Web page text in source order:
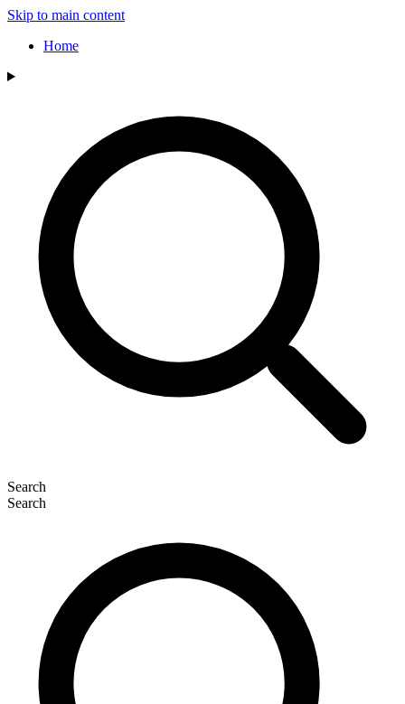
Skip to main content
Home
Search
Search